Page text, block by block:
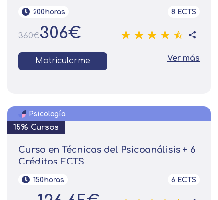
200horas 8 ECTS
360€306€
Matricularme Ver más
Psicología
15% Cursos
Curso en Técnicas del Psicoanálisis + 6
Créditos ECTS
150horas 6 ECTS